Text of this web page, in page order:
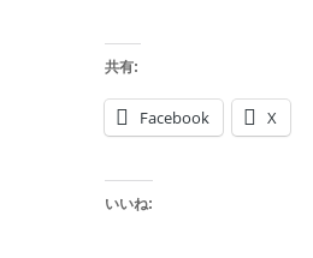
共有:
Facebook X
いいね: